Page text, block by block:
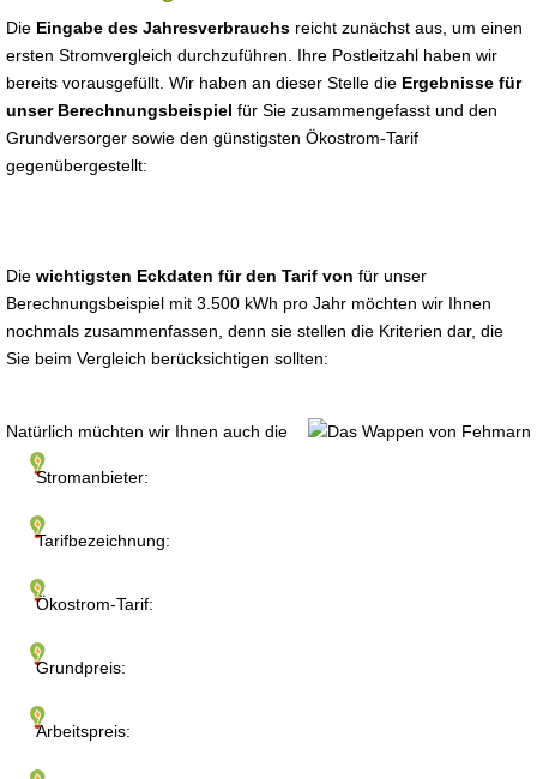
Die Eingabe des Jahresverbrauchs reicht zunächst aus, um einen
ersten Stromvergleich durchzuführen. Ihre Postleitzahl haben wir
bereits vorausgefüllt. Wir haben an dieser Stelle die Ergebnisse für
unser Berechnungsbeispiel für Sie zusammengefasst und den
Grundversorger sowie den günstigsten Ökostrom-Tarif
gegenübergestellt:
Die wichtigsten Eckdaten für den Tarif von für unser
Berechnungsbeispiel mit 3.500 kWh pro Jahr möchten wir Ihnen
nochmals zusammenfassen, denn sie stellen die Kriterien dar, die
Sie beim Vergleich berücksichtigen sollten:
Stromanbieter:
Tarifbezeichnung:
Ökostrom-Tarif:
Grundpreis:
Arbeitspreis:
Natürlich müchten wir Ihnen auch die